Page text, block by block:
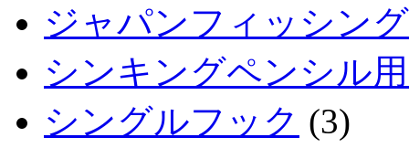
ジャパンフィッシン
シンキングペンシル
シングルフック (3)